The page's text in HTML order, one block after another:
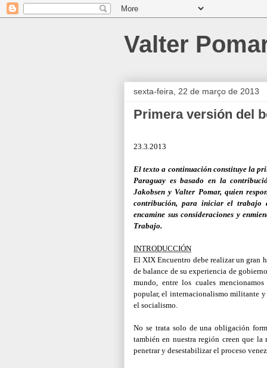
Valter
sexta-feira, 22 de março de 2013
Primera versión del
23.3.2013
El texto a continuación constituye la
Paraguay es basado en la
Jakobsen y Valter Pomar, quien
contribución, para iniciar el trabajo
encamine sus consideraciones y
Trabajo.
INTRODUCCIÓN
El XIX Encuentro debe realizar un gran
de balance de su experiencia de
mundo, entre los cuales
popular, el internacionalismo militante
el socialismo.
No se trata solo de una obligación
también en nuestra región creen que
penetrar y desestabilizar el proceso